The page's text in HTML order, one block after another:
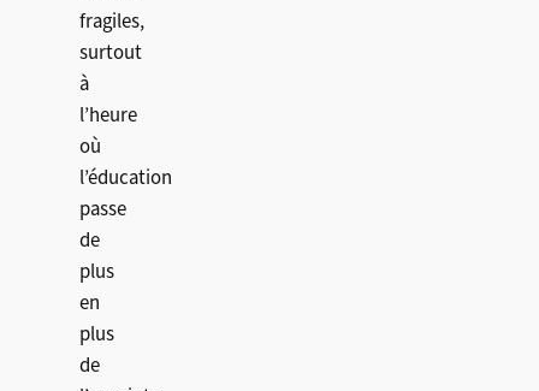
fragiles,
surtout
à
l’heure
où
l’éducation
passe
de
plus
en
plus
de